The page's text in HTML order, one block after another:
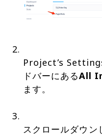
Project’s
ドバーにあるAll
ます。
スクロールダウン